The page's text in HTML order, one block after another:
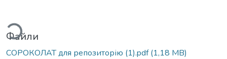
Файли
СОРОКОЛАТ для репозиторію (1).pdf(1,18 MB)